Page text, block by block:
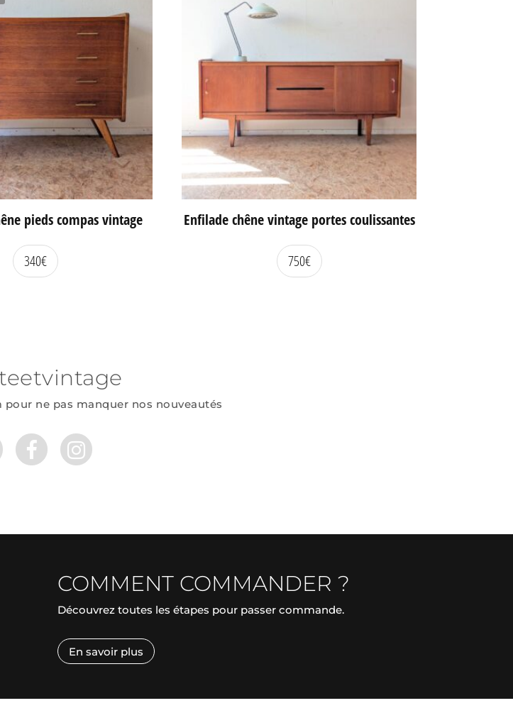
pieds compas vintage
340€
Enfilade chêne vintage portes coulissantes
750€
pour ne pas manquer nos nouveautés
COMMENT COMMANDER ?
Découvrez toutes les étapes pour passer commande.
En savoir plus